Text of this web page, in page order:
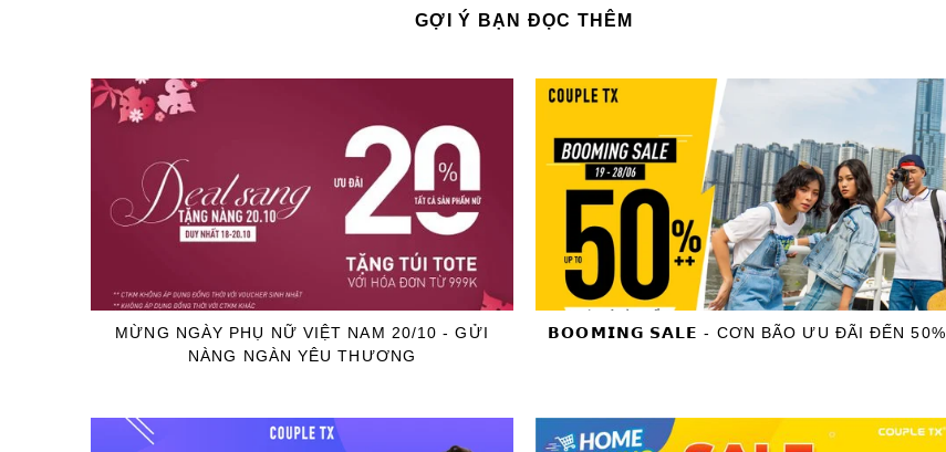
GỢI Ý BẠN ĐỌC THÊM
MỪNG NGÀY PHỤ NỮ VIỆT NAM 20/10 - GỬI
NÀNG NGÀN YÊU THƯƠNG
𝗕𝗢𝗢𝗠𝗜𝗡𝗚 𝗦𝗔𝗟𝗘 - CƠN BÃO ƯU ĐÃI ĐẾN 50%